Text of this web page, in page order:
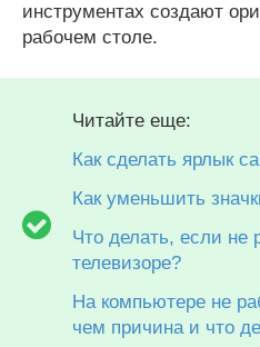
инструментах создают
рабочем столе.
Читайте еще:
Как сделать ярлык
Как уменьшить
Что делать, если не
телевизоре?
На компьютере не
чем причина и что